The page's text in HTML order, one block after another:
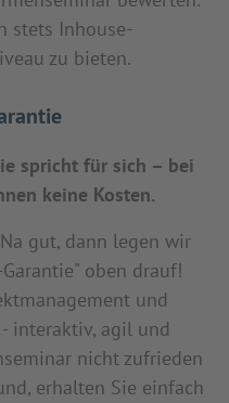
stets Inhouse-
zu bieten.
spricht für sich – bei
keine Kosten.
gut, dann legen wir
oben drauf!
und
interaktiv, agil und
nicht zufrieden
erhalten Sie einfach